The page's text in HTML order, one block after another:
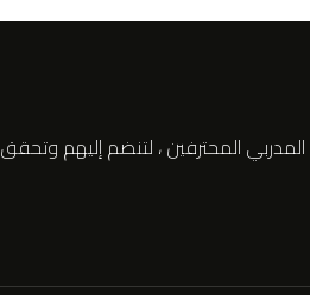
المحترفين ، لتنضم إليهم وتحقق